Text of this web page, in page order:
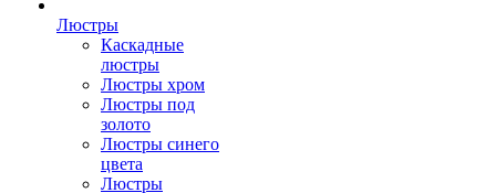
Люстры
Каскадные
люстры
Люстры хром
Люстры под
золото
Люстры синего
цвета
Люстры